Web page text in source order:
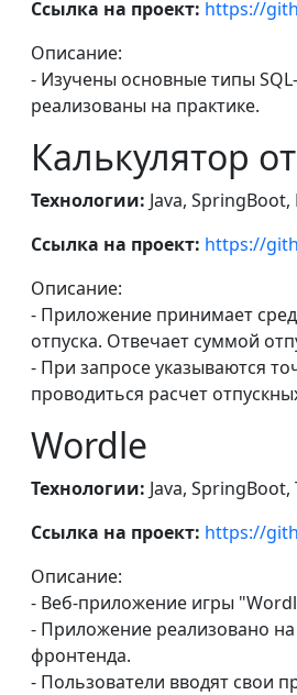
Ссылка на проект: https://
Описание:
- Изучены основные типы
реализованы на практике.
Калькулятор
Технологии: Java,
Ссылка на проект: https://
Описание:
- Приложение принимает
отпуска. Отвечает суммой
- При запросе указываются
проводиться расчет
Wordle
Технологии: Java,
Ссылка на проект: https://
Описание:
- Веб-приложение игры
- Приложение реализовано на
фронтенда.
- Пользователи вводят свои